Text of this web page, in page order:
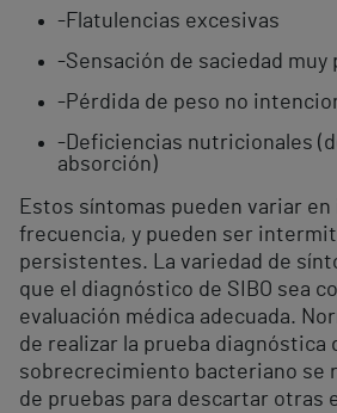
-Flatulencias excesivas
-Sensación de saciedad muy
-Pérdida de peso no
-Deficiencias nutricionales
absorción)
Estos síntomas pueden variar
frecuencia, y pueden ser
persistentes. La variedad de
que el diagnóstico de SIBO sea
evaluación médica adecuada.
de realizar la prueba diagnóstica
sobrecrecimiento bacteriano se
de pruebas para descartar otras